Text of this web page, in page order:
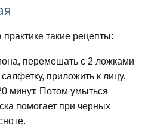
такие рецепты:
перемешать с 2 ложками
приложить к лицу.
минут. Потом умыться
помогает при черных